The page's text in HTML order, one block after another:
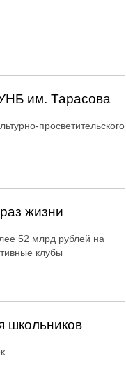
им. Тарасова
просветительского
жизни
52 млрд рублей на
клубы
школьников